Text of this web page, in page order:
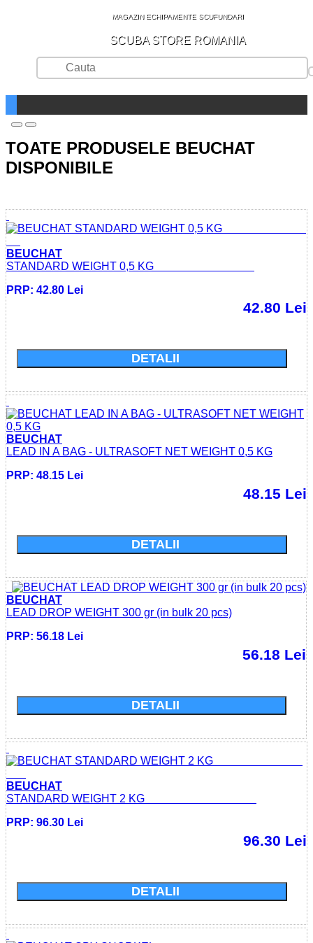
MAGAZIN ECHIPAMENTE SCUFUNDARI
SCUBA STORE ROMANIA
TOATE PRODUSELE BEUCHAT
DISPONIBILE
BEUCHAT
STANDARD WEIGHT 0,5 KG
PRP: 42.80 Lei
42.80 Lei
DETALII
BEUCHAT
LEAD IN A BAG - ULTRASOFT NET WEIGHT 0,5 KG
PRP: 48.15 Lei
48.15 Lei
DETALII
BEUCHAT
LEAD DROP WEIGHT 300 gr (in bulk 20 pcs)
PRP: 56.18 Lei
56.18 Lei
DETALII
BEUCHAT
STANDARD WEIGHT 2 KG
PRP: 96.30 Lei
96.30 Lei
DETALII